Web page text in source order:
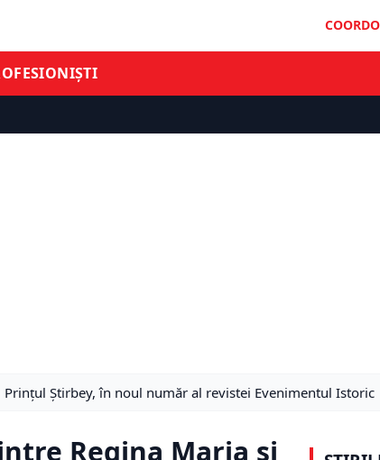
Știrbey, în noul număr al revistei Evenimentul Istoric
Regina Maria și